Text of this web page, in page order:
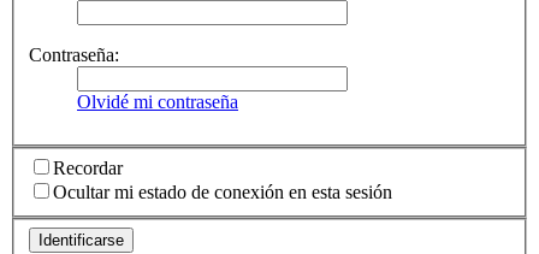
Contraseña:
Olvidé mi contraseña
Recordar
Ocultar mi estado de conexión en esta sesión